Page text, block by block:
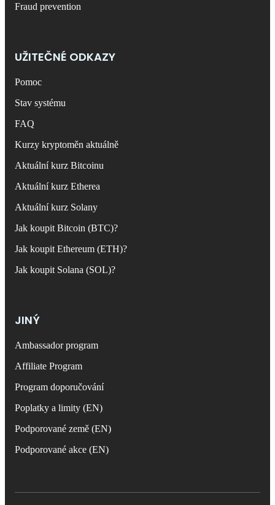
Fraud prevention
UŽITEČNÉ ODKAZY
Pomoc
Stav systému
FAQ
Kurzy kryptoměn aktuálně
Aktuální kurz Bitcoinu
Aktuální kurz Etherea
Aktuální kurz Solany
Jak koupit Bitcoin (BTC)?
Jak koupit Ethereum (ETH)?
Jak koupit Solana (SOL)?
JINÝ
Ambassador program
Affiliate Program
Program doporučování
Poplatky a limity (EN)
Podporované země (EN)
Podporované akce (EN)